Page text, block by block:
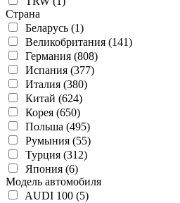
Страна
Беларусь (1)
Великобритания (141)
Германия (808)
Испания (377)
Италия (380)
Китай (624)
Корея (650)
Польша (495)
Румыния (55)
Турция (312)
Япония (6)
Модель автомобиля
AUDI 100 (5)